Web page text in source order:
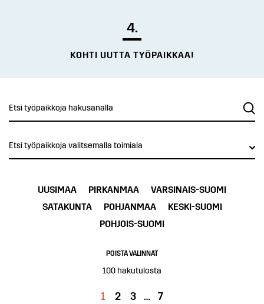
4.
KOHTI UUTTA TYÖPAIKKAA!
Etsi työpaikkoja valitsemalla toimiala
UUSIMAA PIRKANMAA
VARSINAIS-SUOMI
SATAKUNTA
POHJANMAA
KESKI-SUOMI
POHJOIS-SUOMI
POISTA VALINNAT
100hakutulosta
1 2 3 … 7